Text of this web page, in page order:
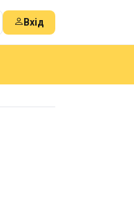
Вхід